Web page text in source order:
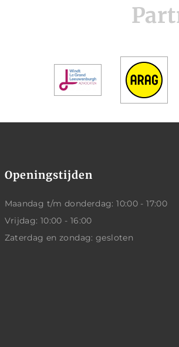
Openingstijden
Maandag t/m donderdag: 10:00 - 17:00
Vrijdag: 10:00 - 16:00
Zaterdag en zondag: gesloten